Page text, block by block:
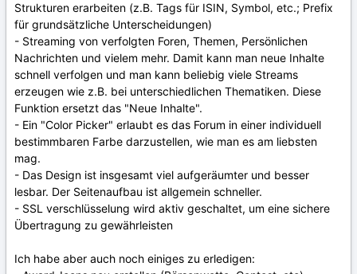
Strukturen erarbeiten (z.B. Tags für ISIN, Symbol, etc.; Prefix
für grundsätzliche Unterscheidungen)
- Streaming von verfolgten Foren, Themen, Persönlichen
Nachrichten und vielem mehr. Damit kann man neue Inhalte
schnell verfolgen und man kann beliebig viele Streams
erzeugen wie z.B. bei unterschiedlichen Thematiken. Diese
Funktion ersetzt das "Neue Inhalte".
- Ein "Color Picker" erlaubt es das Forum in einer individuell
bestimmbaren Farbe darzustellen, wie man es am liebsten
mag.
- Das Design ist insgesamt viel aufgeräumter und besser
lesbar. Der Seitenaufbau ist allgemein schneller.
- SSL verschlüsselung wird aktiv geschaltet, um eine sichere
Übertragung zu gewährleisten
Ich habe aber auch noch einiges zu erledigen: